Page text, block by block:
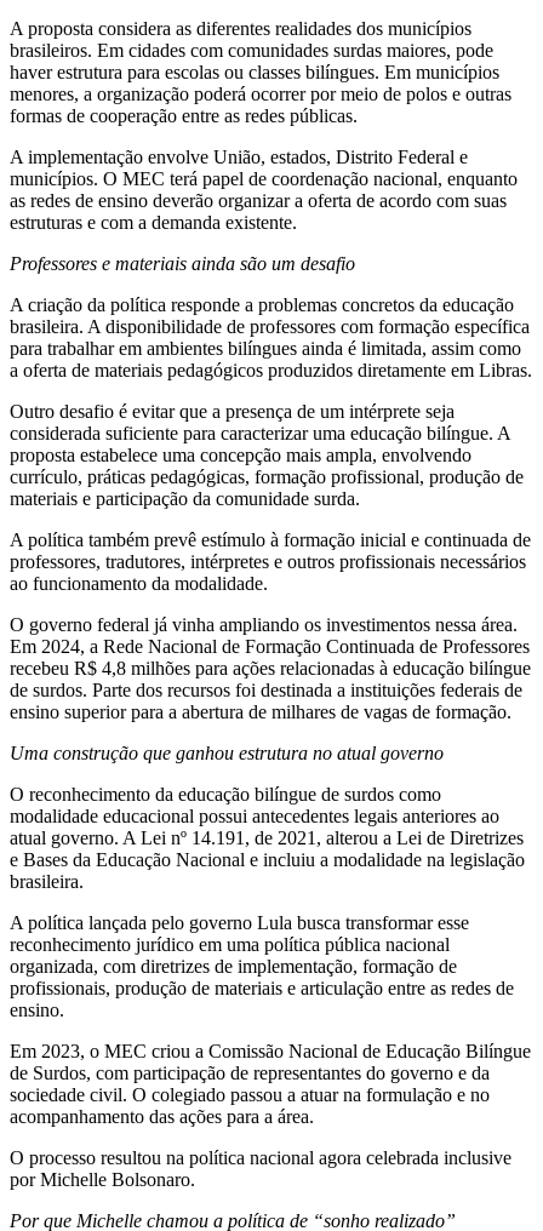
A proposta considera as diferentes realidades dos municípios
brasileiros. Em cidades com comunidades surdas maiores, pode
haver estrutura para escolas ou classes bilíngues. Em municípios
menores, a organização poderá ocorrer por meio de polos e outras
formas de cooperação entre as redes públicas.
A implementação envolve União, estados, Distrito Federal e
municípios. O MEC terá papel de coordenação nacional, enquanto
as redes de ensino deverão organizar a oferta de acordo com suas
estruturas e com a demanda existente.
Professores e materiais ainda são um desafio
A criação da política responde a problemas concretos da educação
brasileira. A disponibilidade de professores com formação específica
para trabalhar em ambientes bilíngues ainda é limitada, assim como
a oferta de materiais pedagógicos produzidos diretamente em Libras.
Outro desafio é evitar que a presença de um intérprete seja
considerada suficiente para caracterizar uma educação bilíngue. A
proposta estabelece uma concepção mais ampla, envolvendo
currículo, práticas pedagógicas, formação profissional, produção de
materiais e participação da comunidade surda.
A política também prevê estímulo à formação inicial e continuada de
professores, tradutores, intérpretes e outros profissionais necessários
ao funcionamento da modalidade.
O governo federal já vinha ampliando os investimentos nessa área.
Em 2024, a Rede Nacional de Formação Continuada de Professores
recebeu R$ 4,8 milhões para ações relacionadas à educação bilíngue
de surdos. Parte dos recursos foi destinada a instituições federais de
ensino superior para a abertura de milhares de vagas de formação.
Uma construção que ganhou estrutura no atual governo
O reconhecimento da educação bilíngue de surdos como
modalidade educacional possui antecedentes legais anteriores ao
atual governo. A Lei nº 14.191, de 2021, alterou a Lei de Diretrizes
e Bases da Educação Nacional e incluiu a modalidade na legislação
brasileira.
A política lançada pelo governo Lula busca transformar esse
reconhecimento jurídico em uma política pública nacional
organizada, com diretrizes de implementação, formação de
profissionais, produção de materiais e articulação entre as redes de
ensino.
Em 2023, o MEC criou a Comissão Nacional de Educação Bilíngue
de Surdos, com participação de representantes do governo e da
sociedade civil. O colegiado passou a atuar na formulação e no
acompanhamento das ações para a área.
O processo resultou na política nacional agora celebrada inclusive
por Michelle Bolsonaro.
Por que Michelle chamou a política de “sonho realizado”